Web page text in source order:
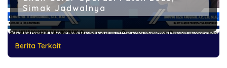
Simak Jadwalnya
Berita Terkait